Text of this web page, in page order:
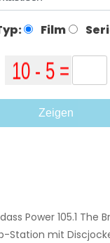
Film
Zeigen
Power 105.1 The
Station mit